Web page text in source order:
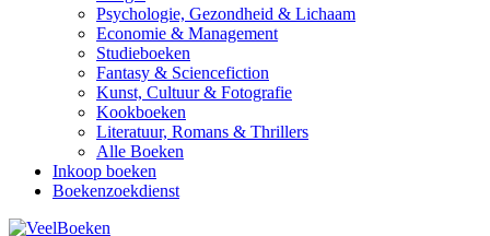
Psychologie, Gezondheid & Lichaam
Economie & Management
Studieboeken
Fantasy & Sciencefiction
Kunst, Cultuur & Fotografie
Kookboeken
Literatuur, Romans & Thrillers
Alle Boeken
Inkoop boeken
Boekenzoekdienst